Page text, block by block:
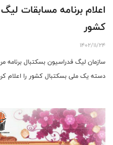
اعلام برنامه مسابقات
کشور
1402/11/24
سازمان لیگ فدراسیون بسکتبال
دسته یک ملی بسکتبال کشور را اعلام